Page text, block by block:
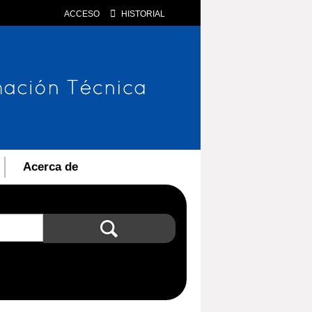
ACCESO HISTORIAL
Acerca de